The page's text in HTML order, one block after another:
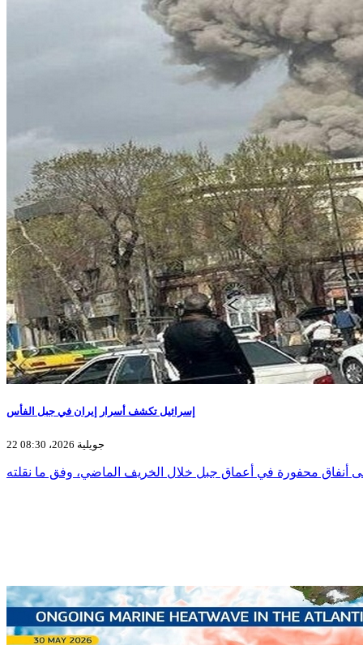
إسرائيل تكشف أسرار إيران في جبل الفأس
22 جويلية 2026، 08:30